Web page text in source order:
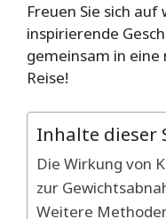
Freuen Sie sich
inspirierende
gemeinsam in eine
Reise!
Inhalte dieser
Die Wirkung von
zur
Weitere